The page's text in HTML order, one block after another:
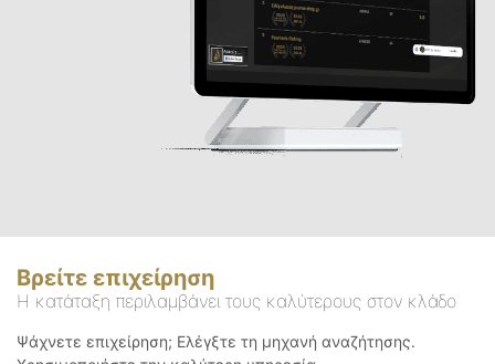
Βρείτε επιχείρηση
Η κατάταξη περιλαμβάνει τους καλύτερους στον κλάδο
Ψάχνετε επιχείρηση; Ελέγξτε τη μηχανή αναζήτησης.